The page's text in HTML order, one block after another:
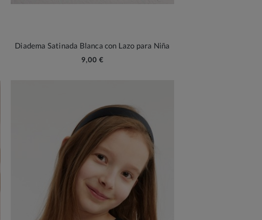
Diadema Satinada Blanca con Lazo para Niña
9,00 €